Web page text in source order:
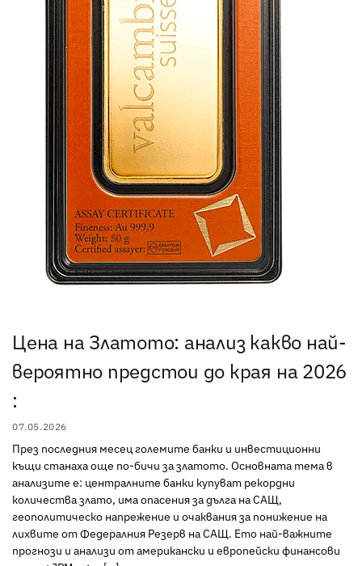
Цена на Златото: анализ какво най-
вероятно предстои до края на 2026
:
07.05.2026
През последния месец големите банки и инвестиционни
къщи станаха още по-бичи за златото. Основната тема в
анализите е: централните банки купуват рекордни
количества злато, има опасения за дълга на САЩ,
геополитическо напрежение и очаквания за понижение на
лихвите от Федералния Резерв на САЩ. Ето най-важните
прогнози и анализи от американски и европейски финансови